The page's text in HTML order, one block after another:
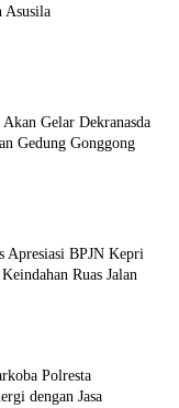
Asusila
Gelar Dekranasda
Gedung Gonggong
Apresiasi BPJN Kepri
Ruas Jalan
Polresta
dengan Jasa